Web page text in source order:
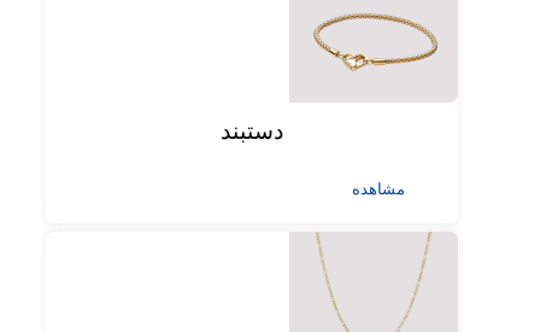
دستبند
مشاهده